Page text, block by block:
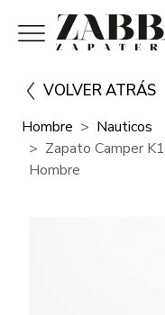
VOLVER ATRÁS
Hombre
Nauticos
Zapato Camper
Hombre